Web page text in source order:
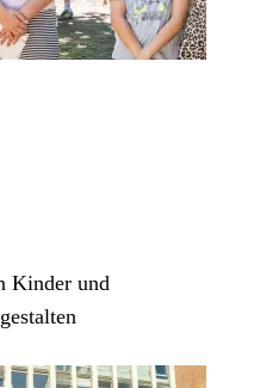
Kinder und